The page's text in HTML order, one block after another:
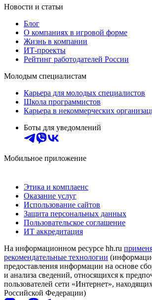
Новости и статьи
Блог
О компаниях в игровой форме
Жизнь в компании
ИТ-проекты
Рейтинг работодателей России
Молодым специалистам
Карьера для молодых специалистов
Школа программистов
Карьера в некоммерческих
Боты для уведомлений
Мобильное приложение
Этика и комплаенс
Оказание услуг
Использование сайтов
Защита персональных данных
Пользовательское соглашение
ИТ аккредитация
На информационном ресурсе hh.ru
рекомендательные технологии
предоставления информации на основе
и анализа сведений, относящихся к
пользователей сети «Интернет»,
Российской Федерации)